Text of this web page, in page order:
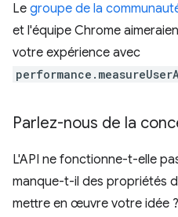
Le groupe de la
et l'équipe Chrome
votre expérience avec
Parlez-nous de la
L'API ne fonctionne-t-elle
manque-t-il des propriétés
mettre en œuvre votre idée